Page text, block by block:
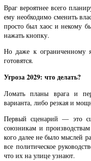
Враг вероятнее всего
ему необходимо сменить
просто был хаос и некому
нажать кнопку.
Но даже к ограниченному
готовятся.
Угроза 2029: что делать?
Ломать планы врага и
варианта, либо резкая и
Первый сценарий — это
союзникам и
кого далее не было мыслей
все политическое
что их на улице узнают.